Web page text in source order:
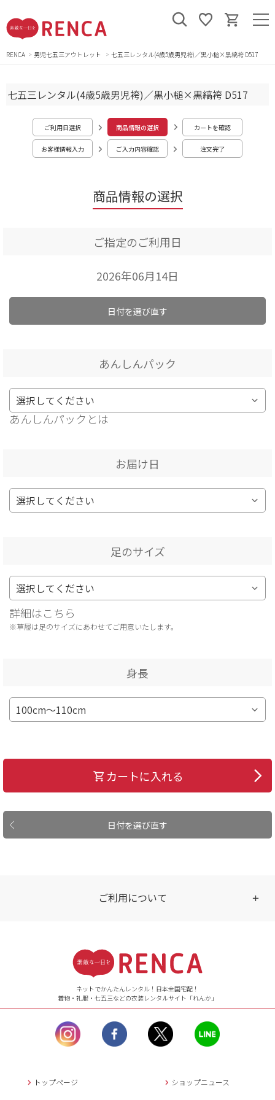
RENCA 男児七五三アウトレット 七五三レンタル(4歳5歳男児袴)／黒小槌×黒縞袴 D517
商品情報の選択
七五三レンタル(4歳5歳男児袴)／黒小槌×黒縞袴 D517
ご利用日選択 商品情報の選択 カートを確認
お客様情報入力 ご入力内容確認 注文完了
ご指定のご利用日
2026年06月14日
日付を選び直す
あんしんパック
あんしんパックとは
お届け日
足のサイズ
詳細はこちら
※草履は足のサイズにあわせてご用意いたします。
身長
日付を選び直す
カートに入れる
ご利用について
【ご注文（インターネット）】
24時間年中無休
【お問い合わせ窓口（メー
ル）】10:00~17:00
土曜日、日曜日、臨
時休業日を除く。
営業時間外にいただ
返信させていただきま
ネットでかんたんレンタル！日本全国宅配！
着物・礼服・七五三などの衣装レンタルサイト「れんか」
トップページ ショップニュース